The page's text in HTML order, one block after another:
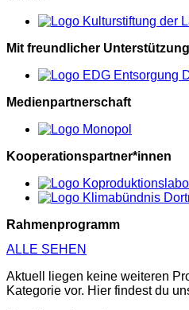
Mit freundlicher
Medienpartnerschaft
Kooperationspartner*innen
Rahmenprogramm
ALLE SEHEN
Aktuell liegen keine weiteren
Kategorie vor. Hier findest du